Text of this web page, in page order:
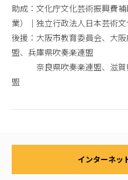
助成：文化庁文化芸術振興費
業）｜独立行政法人日本芸術
後援：大阪市教育委員会、大
盟、兵庫県吹奏楽連盟
奈良県吹奏楽連盟、滋賀
盟
インターネッ